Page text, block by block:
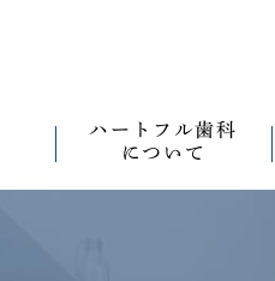
ハートフル歯科
について